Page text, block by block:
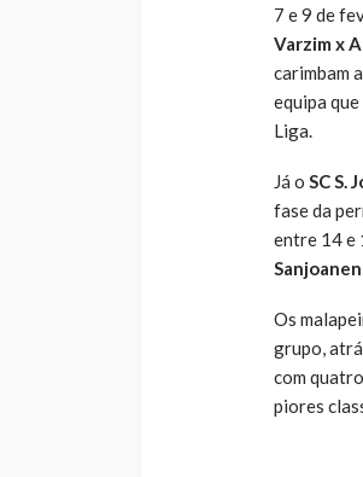
7 e 9 de
Varzim x
carimbam
equipa
Liga.
Já o SC S.
fase da
entre 14 e
Os
grupo,
com
piores